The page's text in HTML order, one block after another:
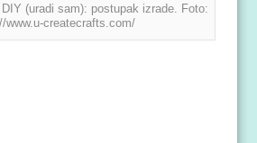
(uradi sam): postupak izrade. Foto:
www.u-createcrafts.com/